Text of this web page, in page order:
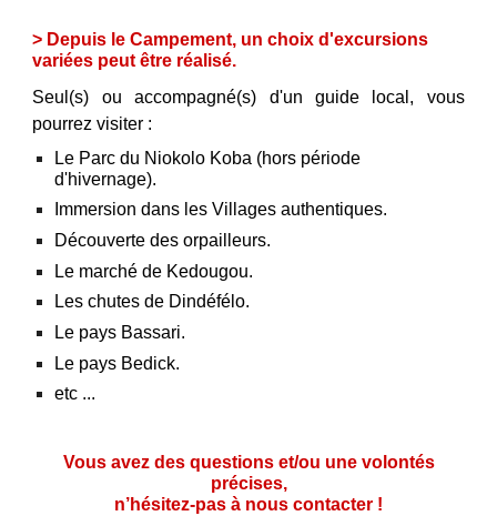
> Depuis le Campement, un choix d'excursions
variées peut être réalisé.
Seul(s) ou accompagné(s) d'un guide local, vous
pourrez visiter :
Le Parc du Niokolo Koba (hors période
d'hivernage).
Immersion dans les Villagesauthentiques.
Découverte des orpailleurs.
Le marché de Kedougou.
Les chutes de Dindéfélo.
Le pays Bassari.
Le pays Bedick.
etc ...
Vous avez des questions et/ou une volontés
précises,
n’hésitez-pas à nous contacter !